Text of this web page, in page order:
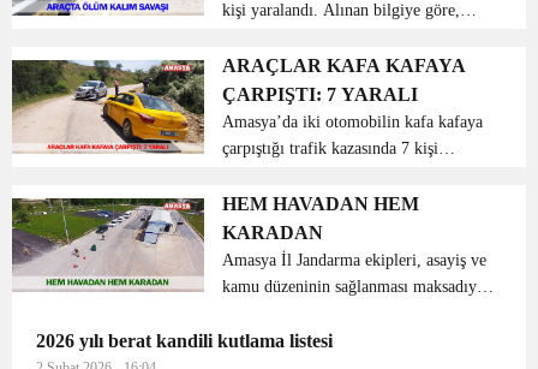
kişi yaralandı. Alınan bilgiye göre,
748 plakalı hafif ticari araç, direksiyon
hâkimiyetini kaybederek bariyerlere
çarptı. Ç...
ARAÇLAR KAFA KAFAYA
ÇARPIŞTI: 7 YARALI
Amasya’da iki otomobilin kafa kafaya
çarpıştığı trafik kazasında 7 kişi
Bağlarüstü köyü mevkiinde Saadettin
Şahin’in kullandığı 05 AJ 392 plakalı
otomobil...
HEM HAVADAN HEM
KARADAN
Amasya İl Jandarma ekipleri, asayiş ve
kamu düzeninin sağlanması maksadıyla
sorumluluk bölgesi olan Amasya-
2026 yılı berat kandili kutlama listesi